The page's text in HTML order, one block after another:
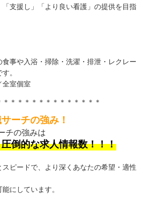
「支援し」「より良い看護」の提供を目指
事や入浴・掃除・洗濯・排泄・レクレー
。
全室個室
＊＊＊＊＊＊＊＊＊＊＊＊＊
ーチの強み！
チの強みは
倒的な求人情報数！！！
ピードで、より深くあなたの希望・適性
にしています。